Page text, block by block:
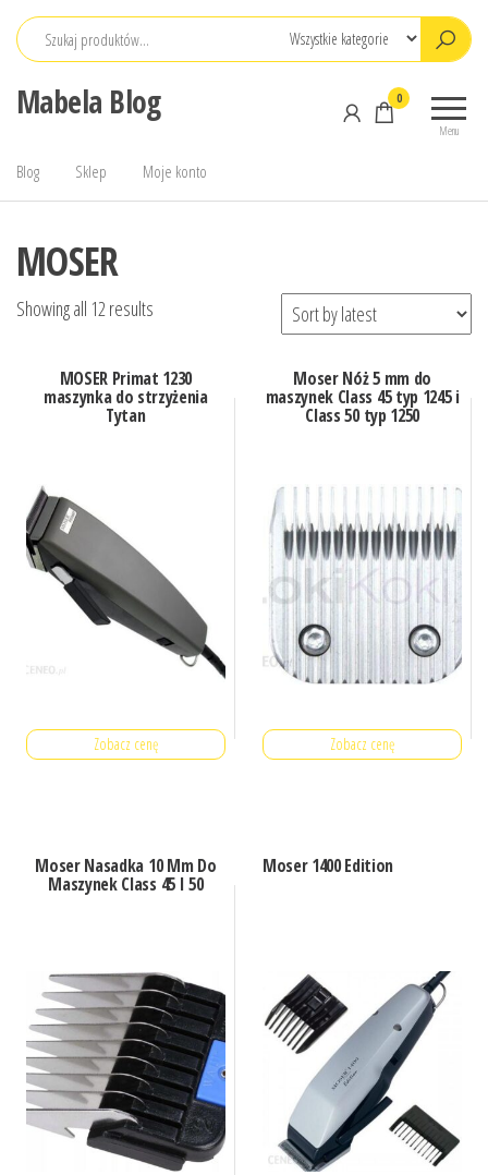
Przejdź
Mabela Blog
Menu
0
Blog Sklep Moje konto
MOSER
Showing all 12 results
MOSER Primat 1230
maszynka do strzyżenia
Tytan
Zobacz cenę
Moser Nóż 5 mm do
maszynek Class 45 typ 1245 i
Class 50 typ 1250
Zobacz cenę
Moser Nasadka 10 Mm Do
Maszynek Class 45 I 50
Moser 1400 Edition